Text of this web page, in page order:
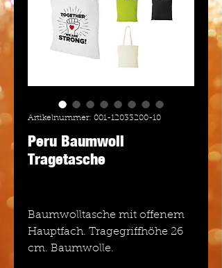
Artikelnummer: 001-12033200-10
Peru Baumwoll
Tragetasche
Baumwolltasche mit offenem
Hauptfach. Tragegriffhöhe 26
cm. Baumwolle.